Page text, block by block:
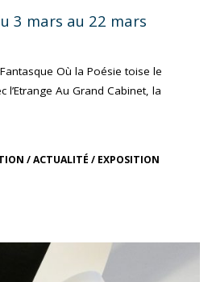
3 mars au 22 mars
Où la Poésie toise le
l’Etrange Au Grand Cabinet, la
/ACTUALITÉ / EXPOSITION